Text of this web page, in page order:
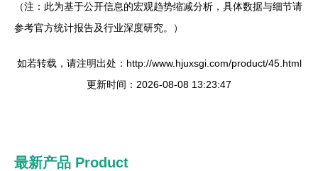
（注：此为基于公开信息的宏观趋势缩减分析，具体数据与细节请
参考官方统计报告及行业深度研究。）
如若转载，请注明出处：http://www.hjuxsgi.com/product/45.html
更新时间：2026-08-08 13:23:47
最新产品 Product